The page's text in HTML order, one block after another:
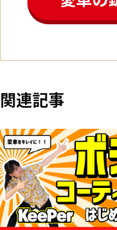
関連記事